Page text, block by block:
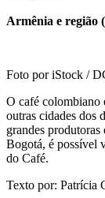
Armênia e região
Foto por iStock /
O café colombiano
outras cidades dos
grandes
Bogotá, é possível
do Café.
Texto por: Patrícia